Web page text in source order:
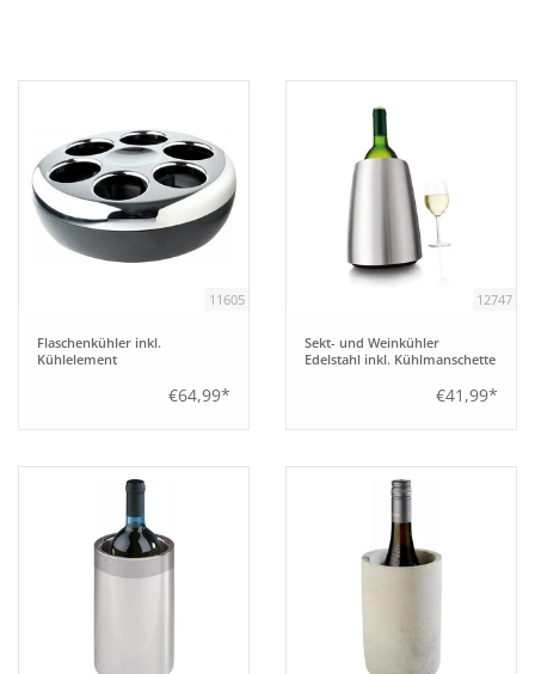
Tafeln
Einrichtung
Technik
Fuchs Blog
11605
Flaschenkühler inkl.
Kühlelement
€64,99*
12747
Sekt- und Weinkühler
Edelstahl inkl. Kühlmanschette
€41,99*